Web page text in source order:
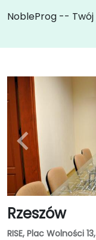
NobleProg --
Rzeszów
RISE, Plac Wolności